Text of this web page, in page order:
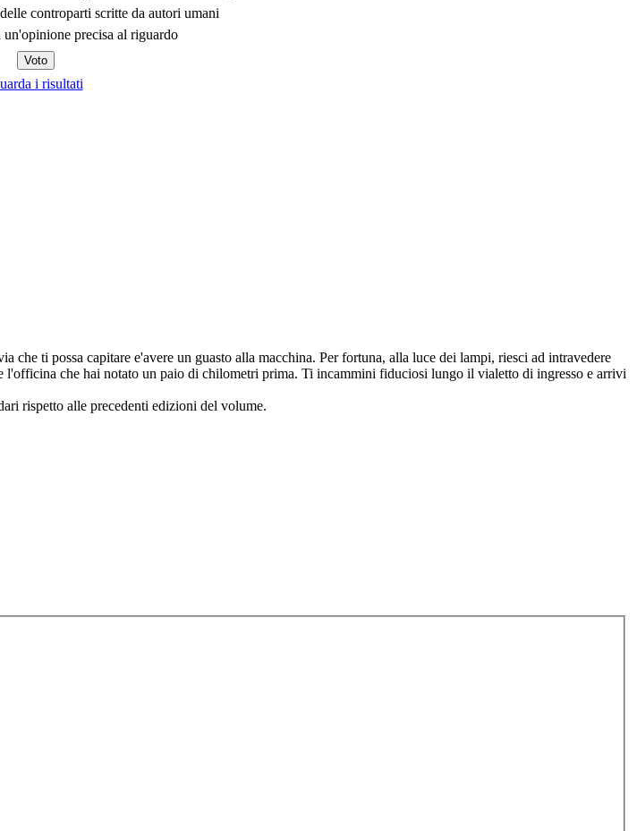
controparti scritte da autori umani
precisa al riguardo
i risultati
che ti possa capitare e'avere un guasto alla macchina. Per fortuna, alla luce dei lampi, riesci ad intravedere
l'officina che hai notato un paio di chilometri prima. Ti incammini fiduciosi lungo il vialetto di ingresso e arrivi
rispetto alle precedenti edizioni del volume.